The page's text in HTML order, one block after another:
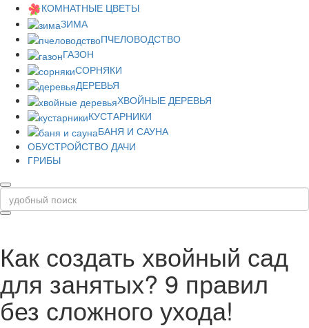
КОМНАТНЫЕ ЦВЕТЫ
ЗИМА
ПЧЕЛОВОДСТВО
ГАЗОН
СОРНЯКИ
ДЕРЕВЬЯ
ХВОЙНЫЕ ДЕРЕВЬЯ
КУСТАРНИКИ
БАНЯ И САУНА
ОБУСТРОЙСТВО ДАЧИ
ГРИБЫ
Как создать хвойный сад
для занятых? 9 правил
без сложного ухода!